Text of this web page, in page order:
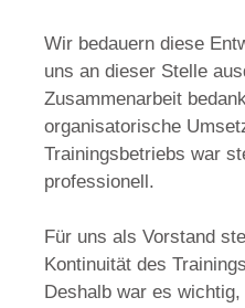
Wir bedauern diese
uns an dieser Stelle
Zusammenarbeit
organisatorische
Trainingsbetriebs war
professionell.
Für uns als Vorstand
Kontinuität des
Deshalb war es